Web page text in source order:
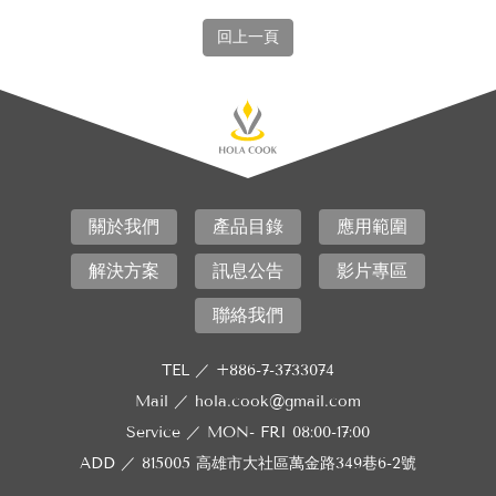
回上一頁
關於我們 產品目錄 應用範圍
解決方案 訊息公告 影片專區
聯絡我們
TEL ／ +886-7-3733074
Mail ／ hola.cook@gmail.com
Service ／ MON- FRI 08:00-17:00
ADD ／ 815005 高雄市大社區萬金路349巷6-2號